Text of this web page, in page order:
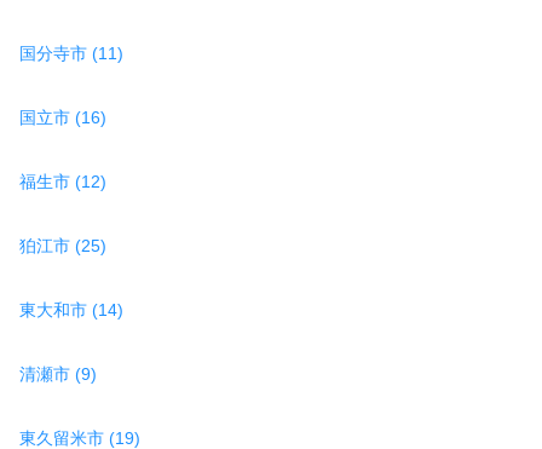
国分寺市 (11)
国立市 (16)
福生市 (12)
狛江市 (25)
東大和市 (14)
清瀬市 (9)
東久留米市 (19)